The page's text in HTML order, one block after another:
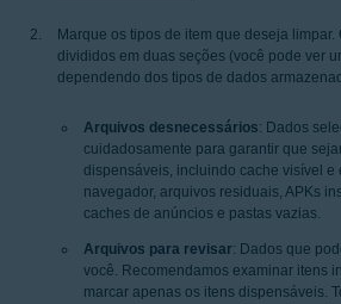
Marque os tipos de item que deseja limpar.
divididos em duas seções (você pode ver
dependendo dos tipos de dados
Arquivos desnecessários: Dados
cuidadosamente para garantir que
dispensáveis, incluindo cache visível e
navegador, arquivos residuais, APKs
caches de anúncios e pastas vazias.
Arquivos para revisar: Dados que
você. Recomendamos examinar itens
marcar apenas os itens dispensáveis.